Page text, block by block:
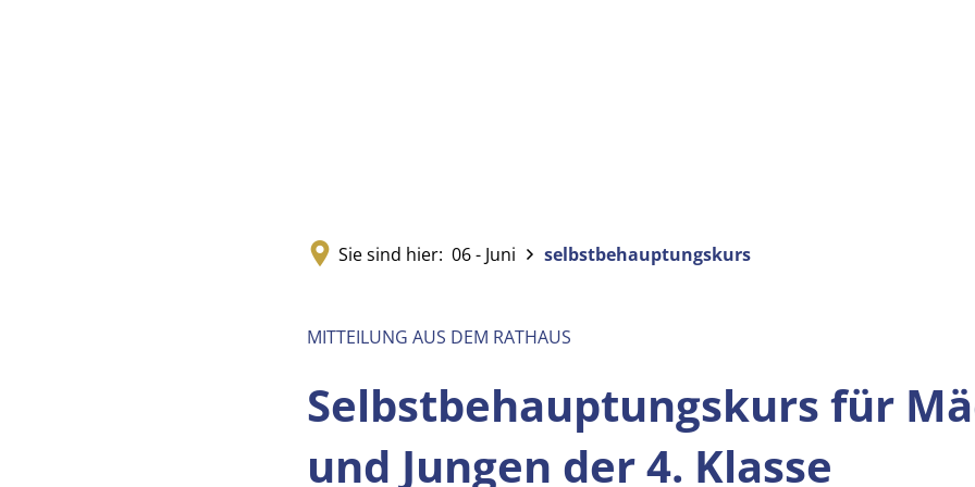
Sie sind hier: 06 - Juni selbstbehauptungskurs
MITTEILUNG AUS DEM RATHAUS
Selbstbehauptungskurs für
und Jungen der 4. Klasse